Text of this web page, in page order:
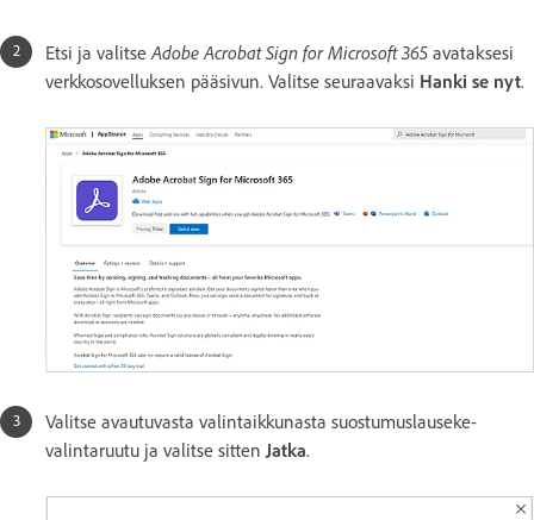
Etsi ja valitse Adobe Acrobat Sign for Microsoft 365 avataksesi
verkkosovelluksen pääsivun. Valitse seuraavaksi Hanki se nyt.
Valitse avautuvasta valintaikkunasta suostumuslauseke-
valintaruutu ja valitse sitten Jatka.